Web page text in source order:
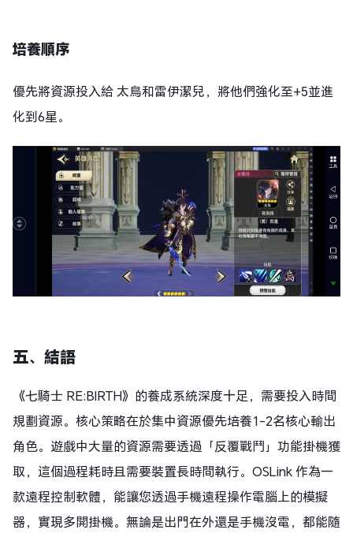
培養順序
優先將資源投入給 太鳥和雷伊潔兒，將他們強化至+5並進
化到6星。
五、 結語
《七騎士 RE:BIRTH》的養成系統深度十足，需要投入時間
規劃資源。核心策略在於集中資源優先培養1-2名核心輸出
角色。遊戲中大量的資源需要透過「反覆戰鬥」功能掛機獲
取，這個過程耗時且需要裝置長時間執行。OSLink 作為一
款遠程控制軟體，能讓您透過手機遠程操作電腦上的模擬
器，實現多開掛機。無論是出門在外還是手機沒電，都能隨